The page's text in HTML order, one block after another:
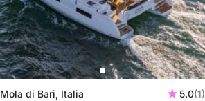
Mola di Bari, Italia 5.0(1)